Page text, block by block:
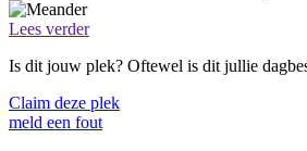
Lees verder
Is dit jouw plek? Oftewel is dit jullie
Claim deze plek
meld een fout